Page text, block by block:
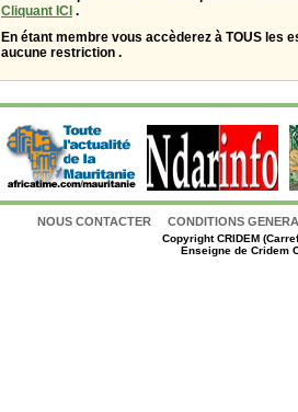
Cliquant ICI .
En étant membre vous accèderez à TOUS les
aucune restriction .
NOUS CONTACTER CONDITIONS
CopyrightCRIDEM
Enseigne de Cridem